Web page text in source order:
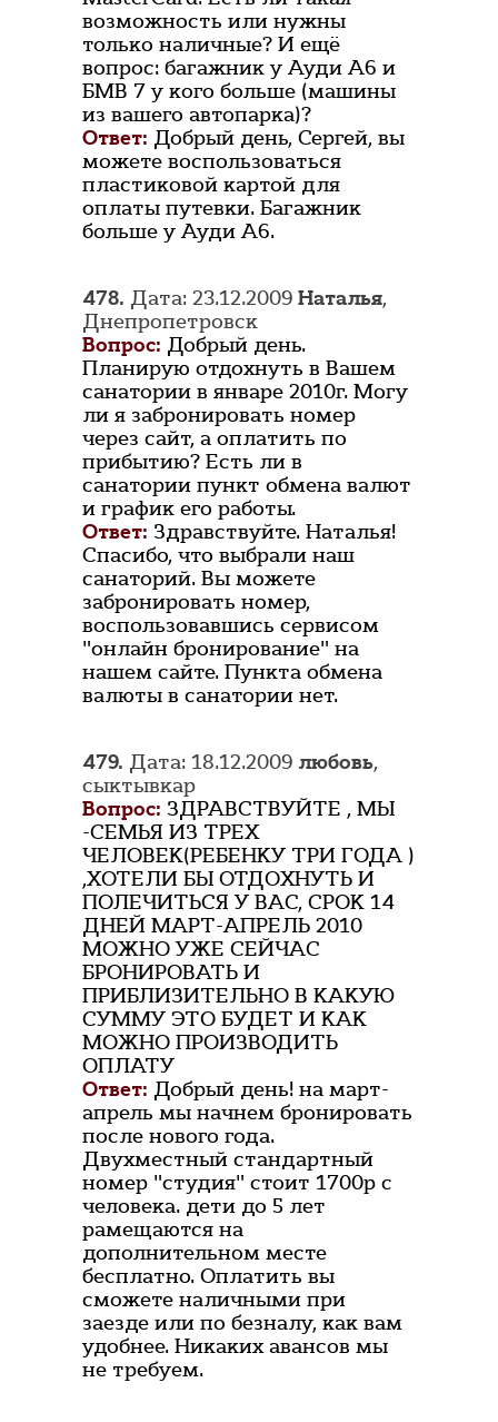
возможность или нужны
только наличные? И ещё
вопрос: багажник у Ауди А6 и
БМВ 7 у кого больше (машины
из вашего автопарка)?
Ответ: Добрый день, Сергей, вы
можете воспользоваться
пластиковой картой для
оплаты путевки. Багажник
больше у Ауди A6.
478. Дата: 23.12.2009 Наталья,
Днепропетровск
Вопрос: Добрый день.
Планирую отдохнуть в Вашем
санатории в январе 2010г. Могу
ли я забронировать номер
через сайт, а оплатить по
прибытию? Есть ли в
санатории пункт обмена валют
и график его работы.
Ответ: Здравствуйте. Наталья!
Спасибо, что выбрали наш
санаторий. Вы можете
забронировать номер,
воспользовавшись сервисом
"онлайн бронирование" на
нашем сайте. Пункта обмена
валюты в санатории нет.
479. Дата: 18.12.2009 любовь,
сыктывкар
Вопрос: ЗДРАВСТВУЙТЕ , МЫ
-СЕМЬЯ ИЗ ТРЕХ
ЧЕЛОВЕК(РЕБЕНКУ ТРИ ГОДА )
,ХОТЕЛИ БЫ ОТДОХНУТЬ И
ПОЛЕЧИТЬСЯ У ВАС, СРОК 14
ДНЕЙ МАРТ-АПРЕЛЬ 2010
МОЖНО УЖЕ СЕЙЧАС
БРОНИРОВАТЬ И
ПРИБЛИЗИТЕЛЬНО В КАКУЮ
СУММУ ЭТО БУДЕТ И КАК
МОЖНО ПРОИЗВОДИТЬ
ОПЛАТУ
Ответ: Добрый день! на март-
апрель мы начнем бронировать
после нового года.
Двухместный стандартный
номер "студия" стоит 1700р с
человека. дети до 5 лет
рамещаются на
дополнительном месте
бесплатно. Оплатить вы
сможете наличными при
заезде или по безналу, как вам
удобнее. Никаких авансов мы
не требуем.